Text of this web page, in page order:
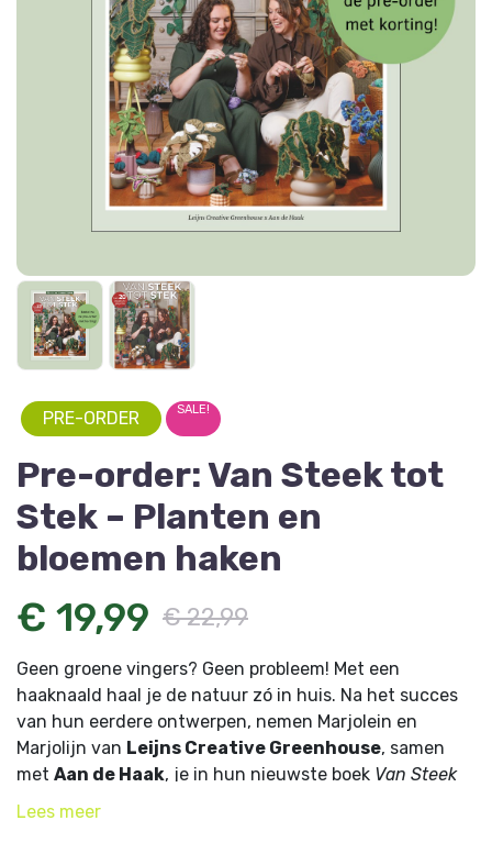
PRE-ORDER SALE!
Pre-order: Van Steek tot
Stek – Planten en
bloemen haken
€ 19,99 € 22,99
Geen groene vingers? Geen probleem! Met een
haaknaald haal je de natuur zó in huis. Na het succes
van hun eerdere ontwerpen, nemen Marjolein en
Marjolijn van Leijns Creative Greenhouse, samen
met Aan de Haak, je in hun nieuwste boek Van Steek
tot Stek
Lees meer